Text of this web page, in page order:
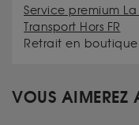
Service premium
Transport Hors FR
Retrait en boutique
VOUS AIMEREZ